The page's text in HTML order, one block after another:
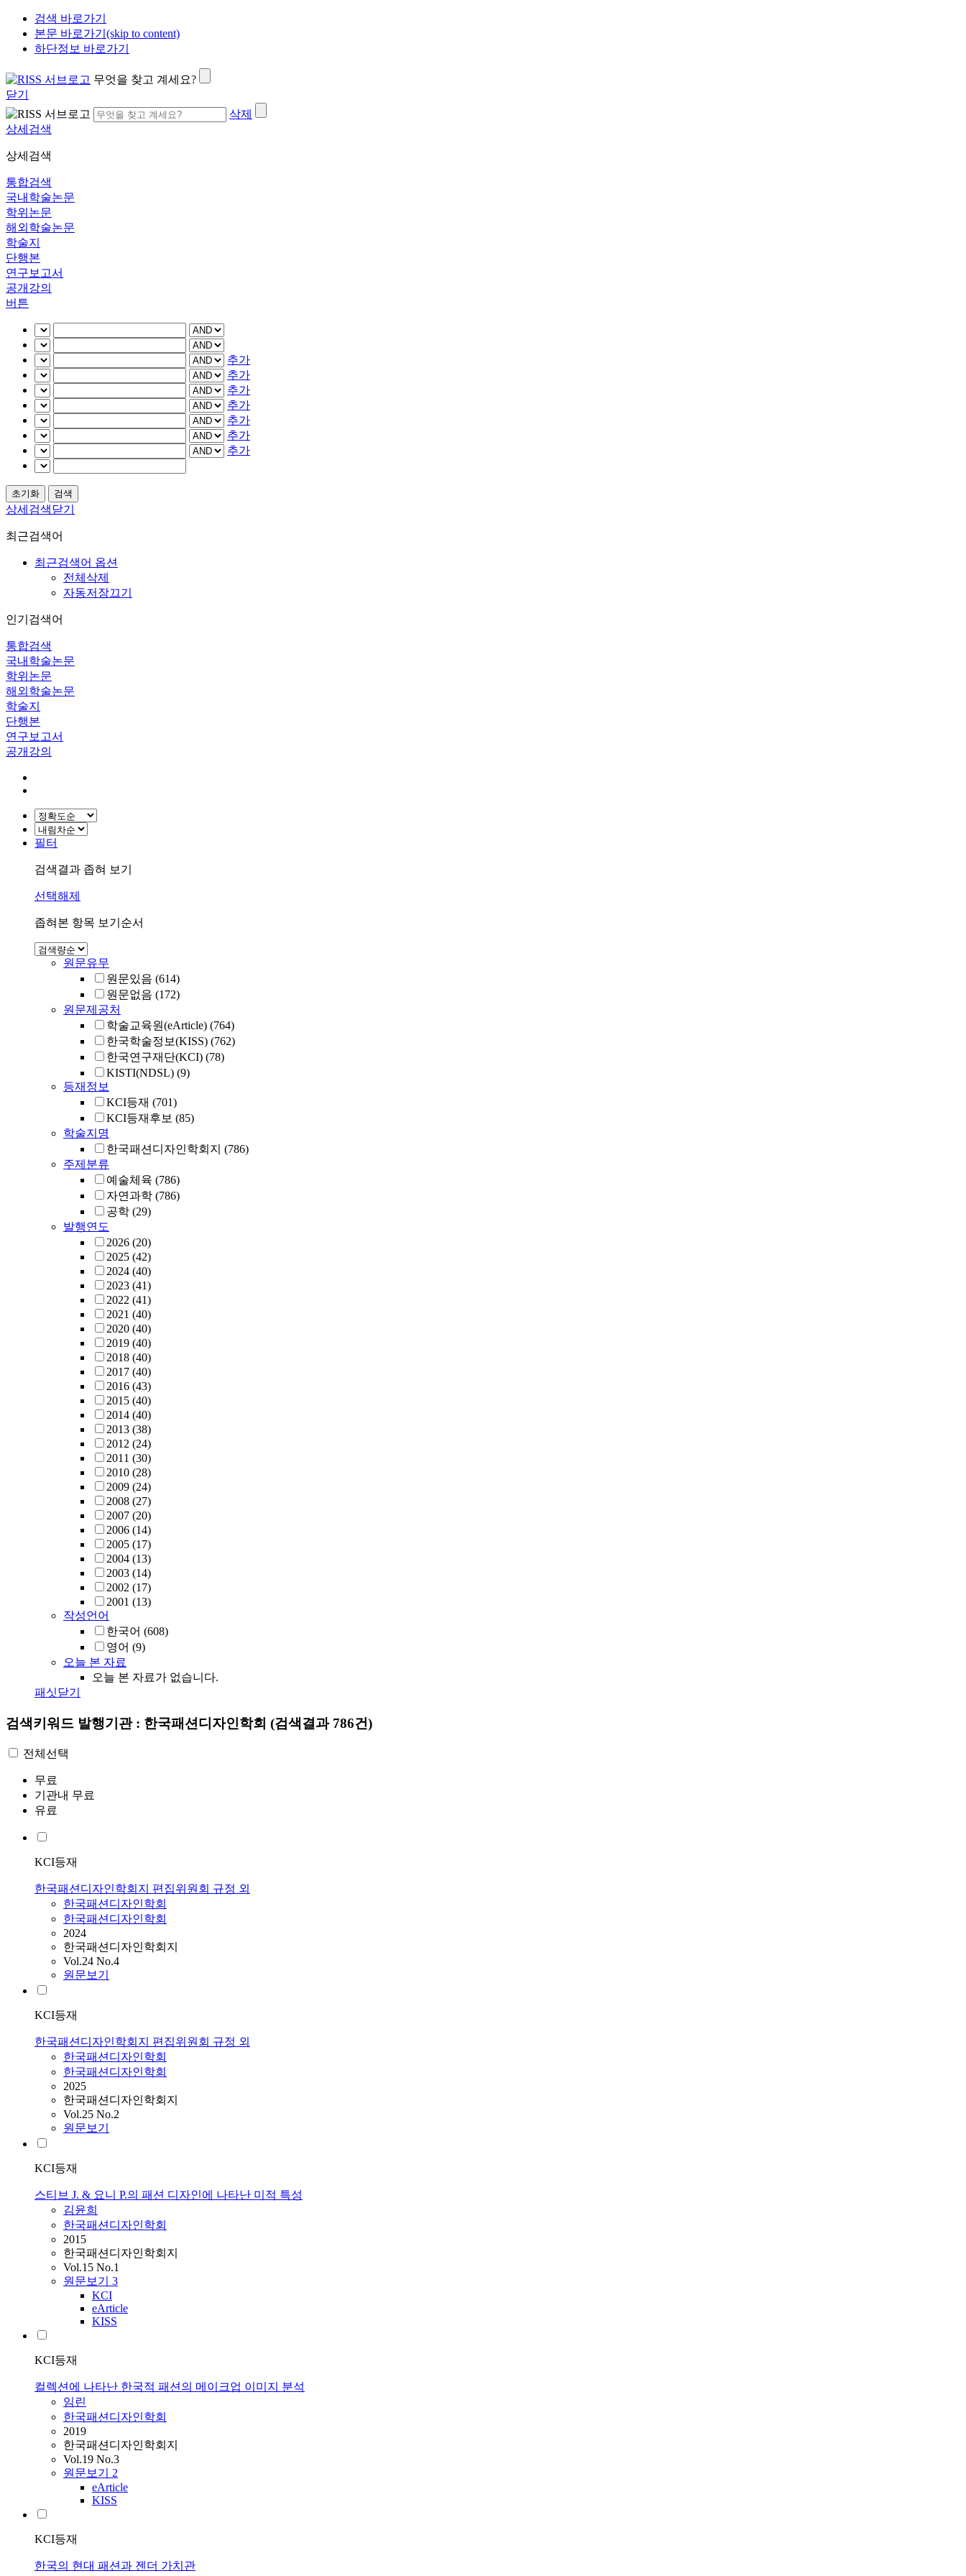
검색 바로가기
본문 바로가기(skip to content)
하단정보 바로가기
무엇을 찾고 계세요?
닫기
삭제
상세검색
상세검색
통합검색
국내학술논문
학위논문
해외학술논문
학술지
단행본
연구보고서
공개강의
버튼
추가
추가
추가
추가
추가
추가
추가
상세검색닫기
최근검색어
최근검색어 옵션
전체삭제
자동저장끄기
인기검색어
통합검색
국내학술논문
학위논문
해외학술논문
학술지
단행본
연구보고서
공개강의
필터
검색결과 좁혀 보기
선택해제
좁혀본 항목 보기순서
원문유무
원문있음 (614)
원문없음 (172)
원문제공처
학술교육원(eArticle) (764)
한국학술정보(KISS) (762)
한국연구재단(KCI) (78)
KISTI(NDSL) (9)
등재정보
KCI등재 (701)
KCI등재후보 (85)
학술지명
한국패션디자인학회지 (786)
주제분류
예술체육 (786)
자연과학 (786)
공학 (29)
발행연도
2026 (20)
2025 (42)
2024 (40)
2023 (41)
2022 (41)
2021 (40)
2020 (40)
2019 (40)
2018 (40)
2017 (40)
2016 (43)
2015 (40)
2014 (40)
2013 (38)
2012 (24)
2011 (30)
2010 (28)
2009 (24)
2008 (27)
2007 (20)
2006 (14)
2005 (17)
2004 (13)
2003 (14)
2002 (17)
2001 (13)
작성언어
한국어 (608)
영어 (9)
오늘 본 자료
오늘 본 자료가 없습니다.
패싯닫기
검색키워드 발행기관 : 한국패션디자인학회 (검색결과 786건)
전체선택
무료
기관내 무료
유료
KCI등재
한국패션디자인학회지 편집위원회 규정 외
한국패션디자인학회
한국패션디자인학회
2024
한국패션디자인학회지
Vol.24 No.4
원문보기
KCI등재
한국패션디자인학회지 편집위원회 규정 외
한국패션디자인학회
한국패션디자인학회
2025
한국패션디자인학회지
Vol.25 No.2
원문보기
KCI등재
스티브 J. & 요니 P.의 패션 디자인에 나타난 미적 특성
김윤희
한국패션디자인학회
2015
한국패션디자인학회지
Vol.15 No.1
원문보기 3
KCI
eArticle
KISS
KCI등재
컬렉션에 나타난 한국적 패션의 메이크업 이미지 분석
임린
한국패션디자인학회
2019
한국패션디자인학회지
Vol.19 No.3
원문보기 2
eArticle
KISS
KCI등재
한국의 현대 패션과 젠더 가치관